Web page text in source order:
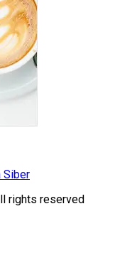
Siber
rights reserved